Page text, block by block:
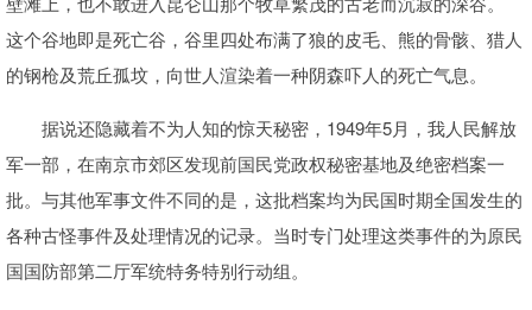
这个谷地即是死亡谷，谷里四处布满了狼的皮毛、熊的骨骸、猎人
的钢枪及荒丘孤坟，向世人渲染着一种阴森吓人的死亡气息。
据说还隐藏着不为人知的惊天秘密，1949年5月，我人民解放
军一部，在南京市郊区发现前国民党政权秘密基地及绝密档案一
批。与其他军事文件不同的是，这批档案均为民国时期全国发生的
各种古怪事件及处理情况的记录。当时专门处理这类事件的为原民
国国防部第二厅军统特务特别行动组。